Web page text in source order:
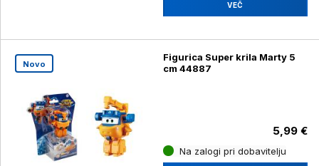
VEČ
Novo
Figurica Super krila Marty 5
cm 44887
5,99 €
Na zalogi pri dobavitelju